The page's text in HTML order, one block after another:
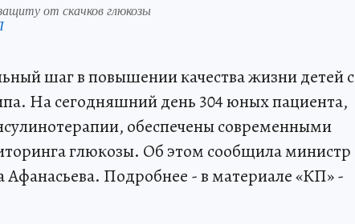
от скачков глюкозы
шаг в повышении качества жизни детей с
На сегодняшний день 304 юных пациента,
обеспечены современными
глюкозы. Об этом сообщила министр
Афанасьева. Подробнее - в материале «КП» -